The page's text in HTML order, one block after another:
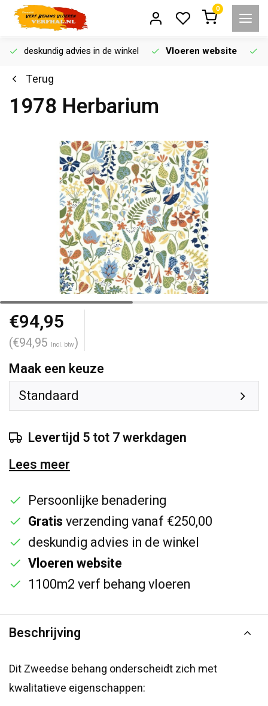
0
deskundig advies in de winkel Vloeren website
Terug
1978 Herbarium
€94,95
(€94,95 Incl. btw)
Maak een keuze
Standaard
Levertijd 5 tot 7 werkdagen
Lees meer
Persoonlijke benadering
Gratisverzending vanaf €250,00
deskundig advies in de winkel
Vloeren website
1100m2 verf behang vloeren
Beschrijving
Dit Zweedse behang onderscheidt zich met
kwalitatieve eigenschappen: